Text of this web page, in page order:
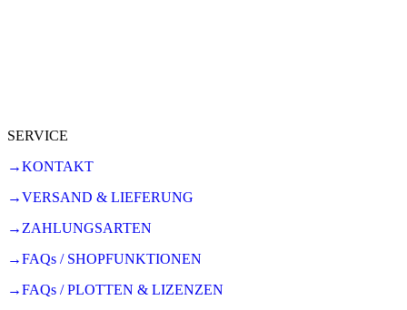
SERVICE
→KONTAKT
→VERSAND & LIEFERUNG
→ZAHLUNGSARTEN
→FAQs / SHOPFUNKTIONEN
→FAQs / PLOTTEN & LIZENZEN